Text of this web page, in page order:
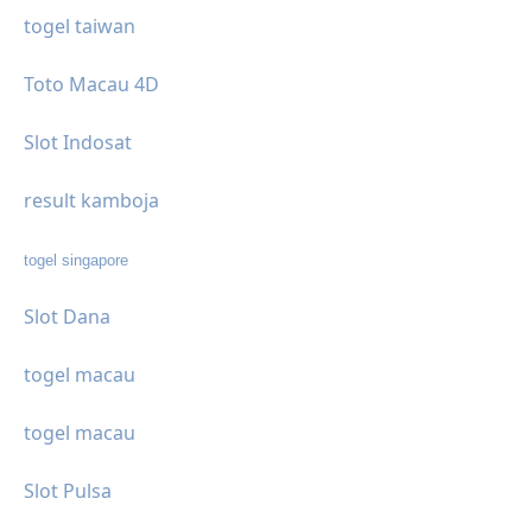
togel taiwan
Toto Macau 4D
Slot Indosat
result kamboja
togel singapore
Slot Dana
togel macau
togel macau
Slot Pulsa